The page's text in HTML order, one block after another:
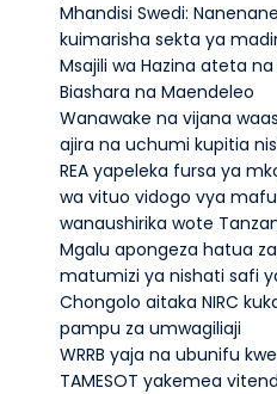
Mhandisi Swedi:
kuimarisha sekta ya
Msajili wa Hazina ateta na
Biashara na Maendeleo
Wanawake na vijana
ajira na uchumi kupitia
REA yapeleka fursa ya
wa vituo vidogo vya
wanaushirika wote
Mgalu apongeza hatua
matumizi ya nishati safi
Chongolo aitaka NIRC
pampu za umwagiliaji
WRRB yaja na ubunifu
TAMESOT yakemea